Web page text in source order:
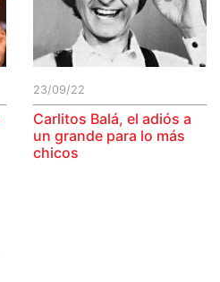
23/09/22
Carlitos Balá, el adiós a
un grande para lo más
chicos